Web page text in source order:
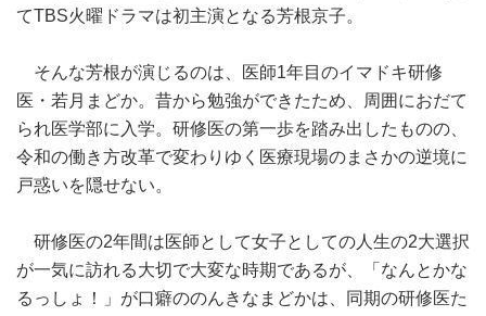
てTBS火曜ドラマは初主演となる芳根京子。
そんな芳根が演じるのは、医師1年目のイマドキ研修
医・若月まどか。昔から勉強ができたため、周囲におだて
られ医学部に入学。研修医の第一歩を踏み出したものの、
令和の働き方改革で変わりゆく医療現場のまさかの逆境に
戸惑いを隠せない。
研修医の2年間は医師として女子としての人生の2大選択
が一気に訪れる大切で大変な時期であるが、「なんとかな
るっしょ！」が口癖ののんきなまどかは、同期の研修医た